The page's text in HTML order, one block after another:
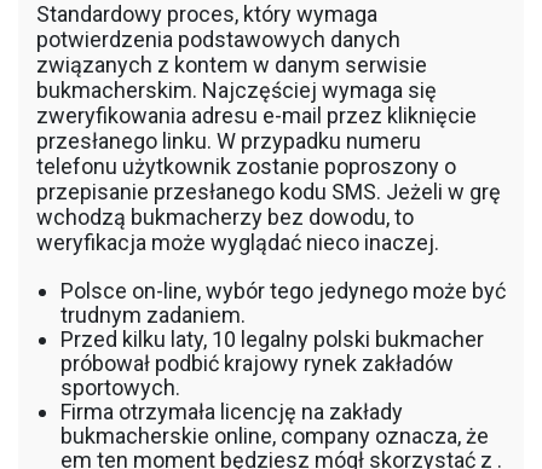
Standardowy proces, który wymaga
potwierdzenia podstawowych danych
związanych z kontem w danym serwisie
bukmacherskim. Najczęściej wymaga się
zweryfikowania adresu e-mail przez kliknięcie
przesłanego linku. W przypadku numeru
telefonu użytkownik zostanie poproszony o
przepisanie przesłanego kodu SMS. Jeżeli w grę
wchodzą bukmacherzy bez dowodu, to
weryfikacja może wyglądać nieco inaczej.
Polsce on-line, wybór tego jedynego może być
trudnym zadaniem.
Przed kilku laty, 10 legalny polski bukmacher
próbował podbić krajowy rynek zakładów
sportowych.
Firma otrzymała licencję na zakłady
bukmacherskie online, company oznacza, że
em ten moment będziesz mógł skorzystać z .